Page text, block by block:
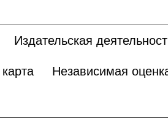
Издательская
Независимая